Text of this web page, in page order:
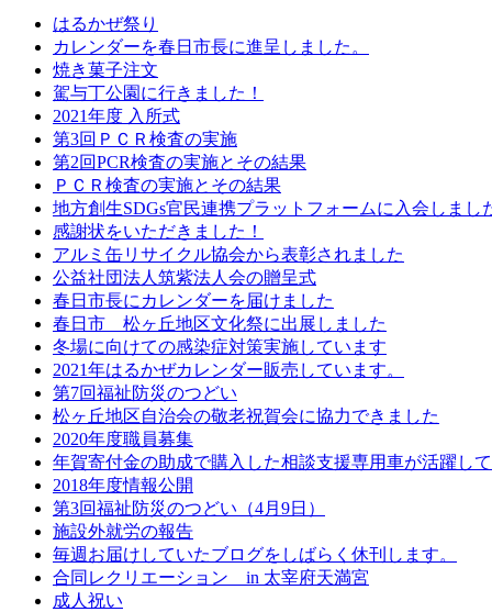
はるかぜ祭り
カレンダーを春日市長に進呈しました。
焼き菓子注文
駕与丁公園に行きました！
2021年度 入所式
第3回ＰＣＲ検査の実施
第2回PCR検査の実施とその結果
ＰＣＲ検査の実施とその結果
地方創生SDGs官民連携プラットフォームに入会しまし
感謝状をいただきました！
アルミ缶リサイクル協会から表彰されました
公益社団法人筑紫法人会の贈呈式
春日市長にカレンダーを届けました
春日市 松ヶ丘地区文化祭に出展しました
冬場に向けての感染症対策実施しています
2021年はるかぜカレンダー販売しています。
第7回福祉防災のつどい
松ヶ丘地区自治会の敬老祝賀会に協力できました
2020年度職員募集
年賀寄付金の助成で購入した相談支援専用車が活躍し
2018年度情報公開
第3回福祉防災のつどい（4月9日）
施設外就労の報告
毎週お届けしていたブログをしばらく休刊します。
合同レクリエーション in 太宰府天満宮
成人祝い